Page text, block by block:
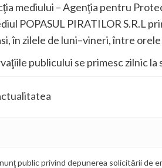
mediului – Agenţia pentru
POPASUL PIRATILOR S.R.L
în zilele de luni–vineri, între
publicului se primesc zilnic
public privind depunerea solicitării de